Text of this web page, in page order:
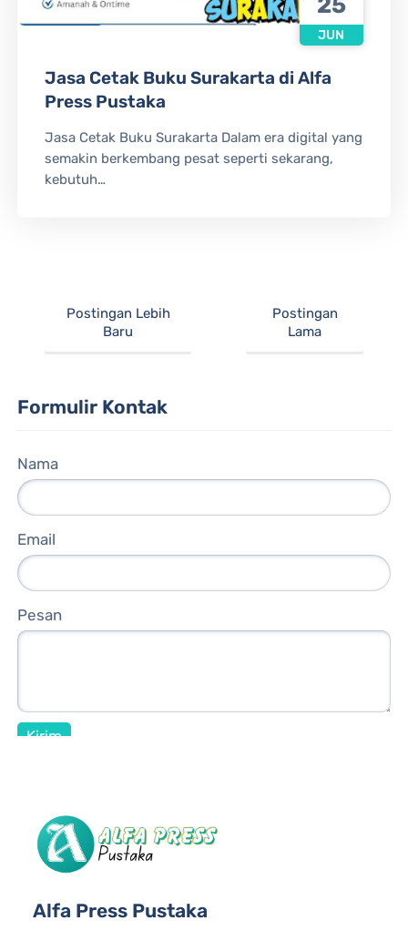
JUN
Jasa Cetak Buku Surakarta di Alfa
Press Pustaka
Jasa Cetak Buku Surakarta Dalam era digital yang
semakin berkembang pesat seperti sekarang,
kebutuh…
Postingan Lebih
Baru
Postingan
Lama
Formulir Kontak
Nama
Email
Pesan
Alfa Press Pustaka